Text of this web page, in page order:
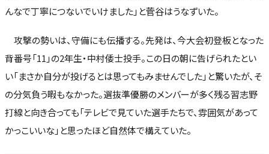
んなで丁寧につないでいけました」と菅谷はうなずいた。
攻撃の勢いは、守備にも伝播する。先発は、今大会初登板となった
背番号「11」の2年生・中村倭士投手。この日の朝に告げられたとい
い「まさか自分が投げるとは思ってもみませんでした」と驚いたが、そ
の分気負う暇もなかった。選抜準優勝のメンバーが多く残る習志野
打線と向き合っても「テレビで見ていた選手たちで、雰囲気があって
かっこいいな」と思ったほど自然体で構えていた。